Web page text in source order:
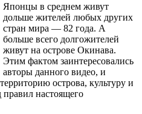
Японцы в среднем живут
дольше жителей любых других
стран мира — 82 года. А
больше всего долгожителей
живут на острове Окинава.
Этим фактом заинтересовались
авторы данного видео, и
острова, культуру и
правил настоящего